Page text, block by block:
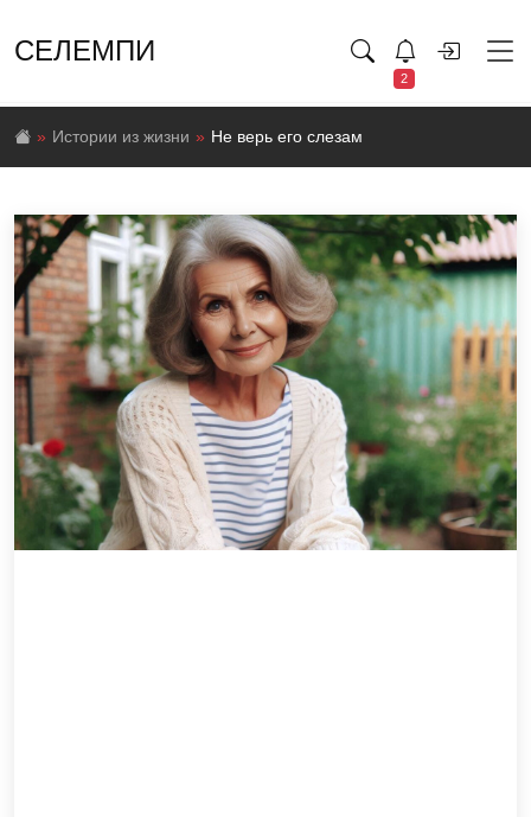
СЕЛЕМПИ
2
Истории из жизни Не верь его слезам